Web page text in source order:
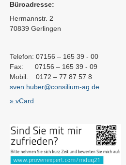
Büroadresse:
Hermannstr. 2
70839 Gerlingen
Telefon: 07156 – 165 39 - 00
Fax: 07156 – 165 39 - 09
Mobil: 0172 – 77 87 57 8
sven.huber@consilium-ag.de
» vCard